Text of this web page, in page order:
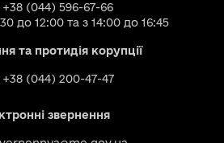
+38 (044) 596-67-66
до 12:00 та з 14:00 до 16:45
та протидія корупції
+38 (044) 200-47-47
звернення